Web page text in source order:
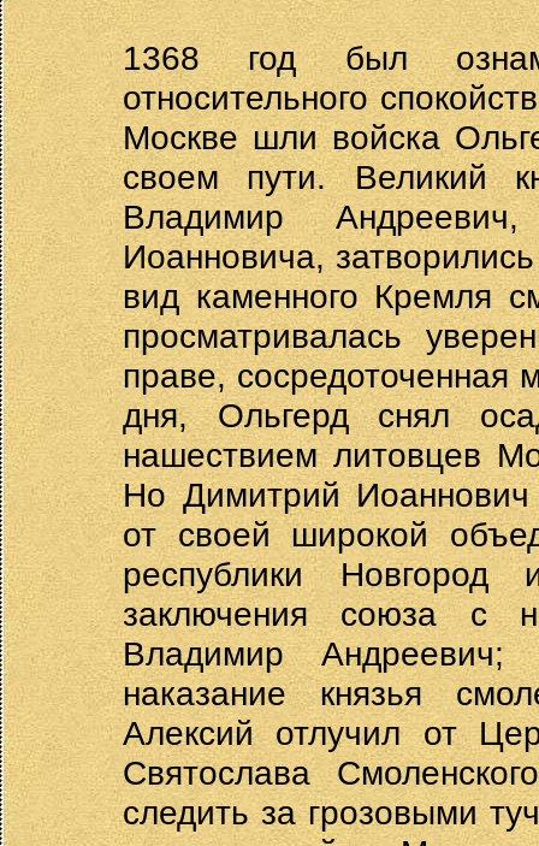
1368 год был
относительного
Москве шли войска
своем пути. Великий
Владимир
Иоанновича,
вид каменного Кремля
просматривалась
праве,
дня, Ольгерд снял
нашествием литовцев
Но Димитрий Иоаннович
от своей широкой
республики
заключения союза с
Владимир
наказание князья
Алексий отлучил от
Святослава
следить за грозовыми